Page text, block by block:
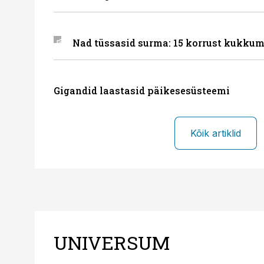
Nad tüssasid surma: 15 korrust
Gigandid laastasid päikesesüsteemi
Kõik artiklid
UNIVERSUM